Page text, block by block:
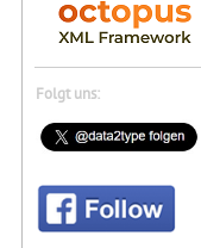
Folgt uns: